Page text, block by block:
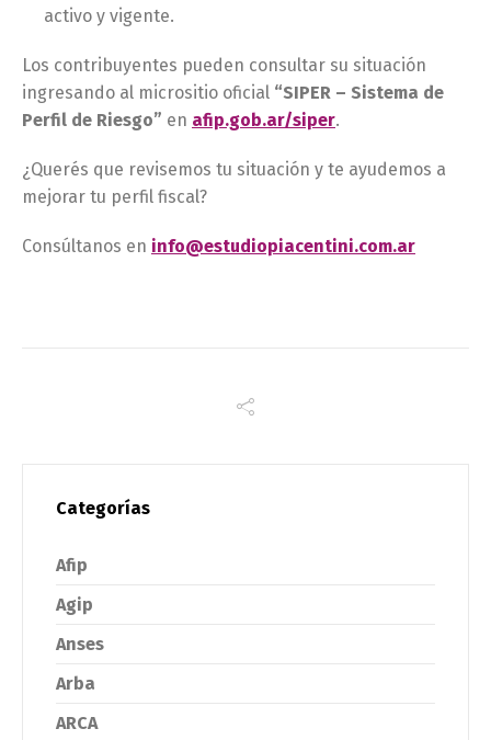
activo y vigente.
Los contribuyentes pueden consultar su situación
ingresando al micrositio oficial “SIPER – Sistema de
Perfil de Riesgo” en afip.gob.ar/siper.
¿Querés que revisemos tu situación y te ayudemos a
mejorar tu perfil fiscal?
Consúltanos en info@estudiopiacentini.com.ar
Categorías
Afip
Agip
Anses
Arba
ARCA